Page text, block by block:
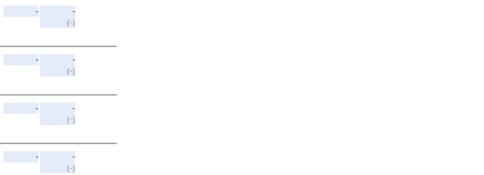
-
-
(-)
-
-
(-)
-
-
(-)
-
-
(-)